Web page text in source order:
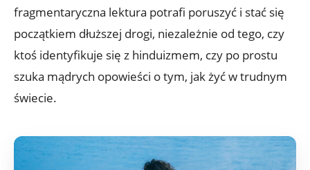
fragmentaryczna lektura potrafi poruszyć i stać się
początkiem dłuższej drogi, niezależnie od tego, czy
ktoś identyfikuje się z hinduizmem, czy po prostu
szuka mądrych opowieści o tym, jak żyć w trudnym
świecie.